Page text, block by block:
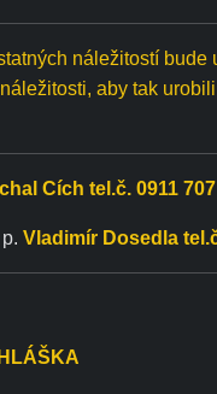
náležitostí bude
aby tak
Cích tel.č. 0911
Vladimír Dosedla